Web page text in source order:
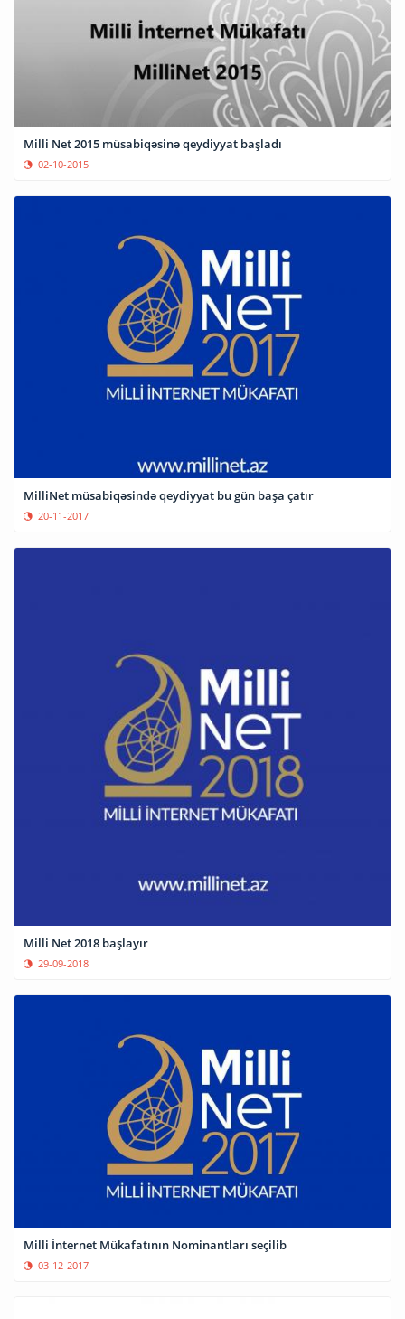
Milli Net 2015 müsabiqəsinə qeydiyyat başladı
02-10-2015
MilliNet müsabiqəsində qeydiyyat bu gün başa çatır
20-11-2017
Milli Net 2018 başlayır
29-09-2018
Milli İnternet Mükafatının Nominantları seçilib
03-12-2017